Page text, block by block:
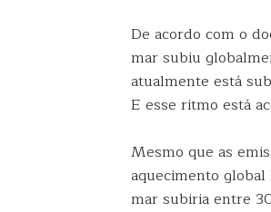
De acordo com o
mar subiu
atualmente está
E esse ritmo está
Mesmo que as
aquecimento
mar subiria entre